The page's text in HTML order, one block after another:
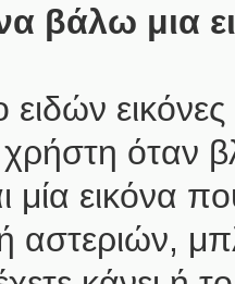
βάλω μια
όταν
μία εικόνα
αστεριών,